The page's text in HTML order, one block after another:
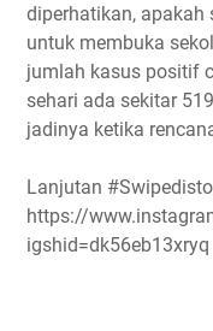
diperhatikan, apakah
untuk membuka
jumlah kasus positif
sehari ada sekitar
jadinya ketika
Lanjutan
https://
igshid=dk56eb13xryq